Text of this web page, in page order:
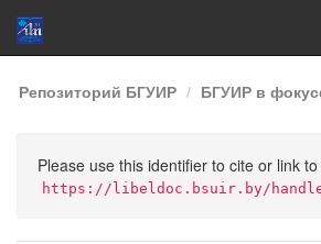
Skip
navigation
Репозиторий БГУИР БГУИР в
Please use this identifier to cite or link
https://libeldoc.bsuir.by/handle/